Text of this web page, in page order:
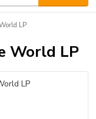
LP
World LP